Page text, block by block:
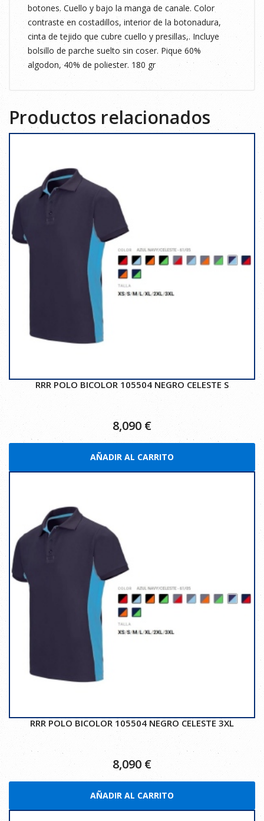
botones. Cuello y bajo la manga de canale. Color
contraste en costadillos, interior de la botonadura,
cinta de tejido que cubre cuello y presillas,. Incluye
bolsillo de parche suelto sin coser. Pique 60%
algodon, 40% de poliester. 180 gr
Productos relacionados
RRR POLO BICOLOR 105504 NEGRO CELESTE S
8,090 €
AÑADIR AL CARRITO
RRR POLO BICOLOR 105504 NEGRO CELESTE 3XL
8,090 €
AÑADIR AL CARRITO